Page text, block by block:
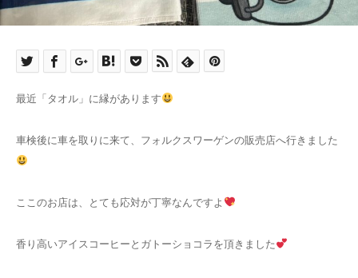
最近「タオル」に縁があります
車検後に車を取りに来て、フォルクスワーゲンの販売店へ行きました
ここのお店は、とても応対が丁寧なんですよ
香り高いアイスコーヒーとガトーショコラを頂きました